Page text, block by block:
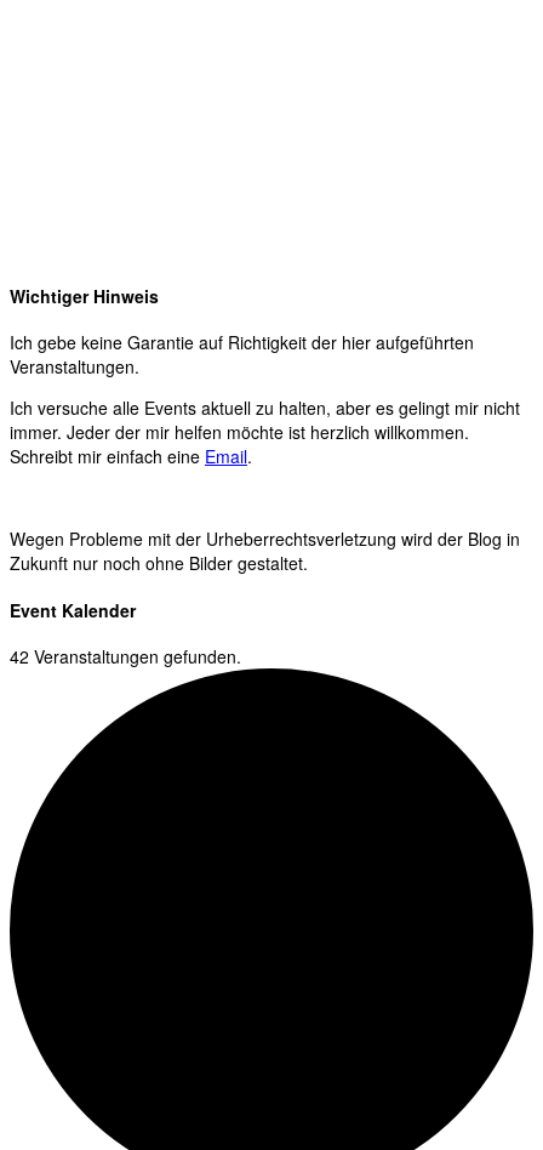
Wichtiger Hinweis
Ich gebe keine Garantie auf Richtigkeit der hier aufgeführten
Veranstaltungen.
Ich versuche alle Events aktuell zu halten, aber es gelingt mir nicht
immer. Jeder der mir helfen möchte ist herzlich willkommen.
Schreibt mir einfach eine Email.
Wegen Probleme mit der Urheberrechtsverletzung wird der Blog in
Zukunft nur noch ohne Bilder gestaltet.
Event Kalender
42 Veranstaltungen gefunden.